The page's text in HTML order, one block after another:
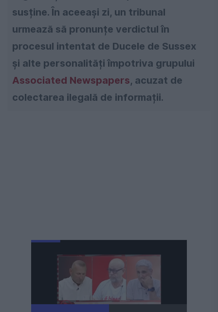
susține. În aceeași zi, un tribunal
urmează să pronunțe verdictul în
procesul intentat de Ducele de Sussex
și alte personalități împotriva grupului
Associated Newspapers, acuzat de
colectarea ilegală de informații.